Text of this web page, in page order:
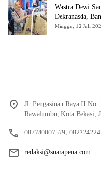
Wastra Dewi
Dekranasda,
Minggu, 12 Juli
Jl. Pengasinan Raya II
Rawalumbu, Kota Bekasi,
087780007579,
redaksi@suarapena.com